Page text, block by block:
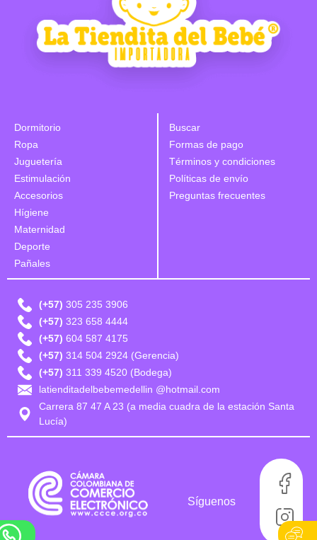
Dormitorio
Ropa
Juguetería
Estimulación
Accesorios
Hígiene
Maternidad
Deporte
Pañales
Buscar
Formas de pago
Términos y condiciones
Políticas de envío
Preguntas frecuentes
(+57) 305 235 3906
(+57) 323 658 4444
(+57) 604 587 4175
(+57) 314 504 2924 (Gerencia)
(+57) 311 339 4520 (Bodega)
latienditadelbebemedellin @hotmail.com
Carrera 87 47 A 23 (a media cuadra de la estación Santa
Lucía)
Síguenos